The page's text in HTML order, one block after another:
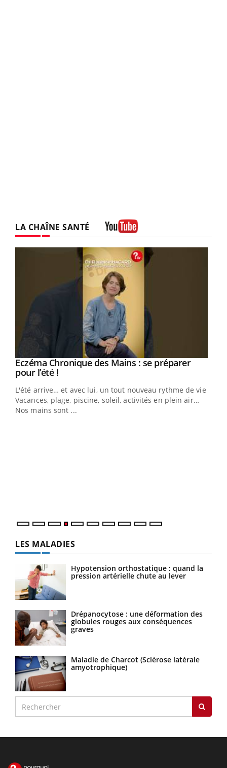
LA CHAÎNE SANTÉ
Youtube
Eczéma Chronique des Mains : se préparer
pour l’été !Youtube
L'été arrive… et avec lui, un tout nouveau rythme de vie !
Vacances, plage, piscine, soleil, activités en plein air…
Nos mains sont ...
LES MALADIES
Hypotension orthostatique : quand la
pression artérielle chute au lever
Drépanocytose : une déformation des
globules rouges aux conséquences
graves
Maladie de Charcot (Sclérose latérale
amyotrophique)